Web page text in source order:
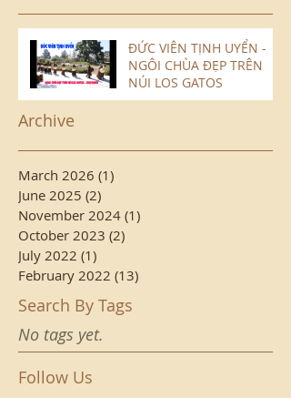
ĐỨC VIÊN TỊNH UYỂN -
NGÔI CHÙA ĐẸP TRÊN
NÚI LOS GATOS
Archive
March 2026 (1)
June 2025 (2)
November 2024 (1)
October 2023 (2)
July 2022 (1)
February 2022 (13)
Search By Tags
No tags yet.
Follow Us